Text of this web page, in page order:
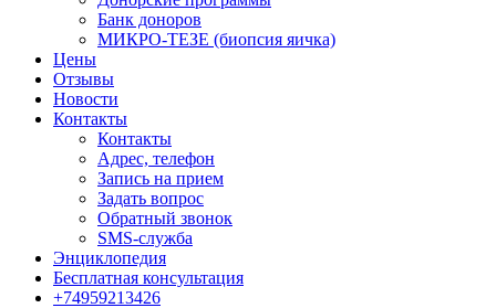
Банк доноров
МИКРО-ТЕЗЕ (биопсия яичка)
Цены
Отзывы
Новости
Контакты
Контакты
Адрес, телефон
Запись на прием
Задать вопрос
Обратный звонок
SMS-служба
Энциклопедия
Бесплатная консультация
+74959213426